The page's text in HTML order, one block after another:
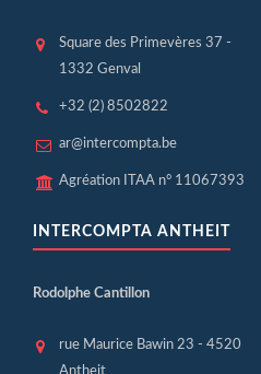
Square des Primevères 37 -
1332 Genval
+32 (2) 8502822
ar@intercompta.be
Agréation ITAA n° 11067393
INTERCOMPTA ANTHEIT
Rodolphe Cantillon
rue Maurice Bawin 23 - 4520